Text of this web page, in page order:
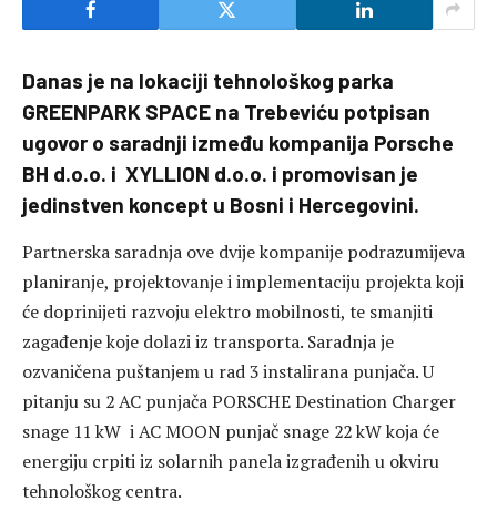
Danas je na lokaciji tehnološkog parka
GREENPARK SPACE na Trebeviću potpisan
ugovor o saradnji između kompanija Porsche
BH d.o.o. i XYLLION d.o.o. i promovisan je
jedinstven koncept u Bosni i Hercegovini.
Partnerska saradnja ove dvije kompanije podrazumijeva
planiranje, projektovanje i implementaciju projekta koji
će doprinijeti razvoju elektro mobilnosti, te smanjiti
zagađenje koje dolazi iz transporta. Saradnja je
ozvaničena puštanjem u rad 3 instalirana punjača. U
pitanju su 2 AC punjača PORSCHE Destination Charger
snage 11 kW i AC MOON punjač snage 22 kW koja će
energiju crpiti iz solarnih panela izgrađenih u okviru
tehnološkog centra.